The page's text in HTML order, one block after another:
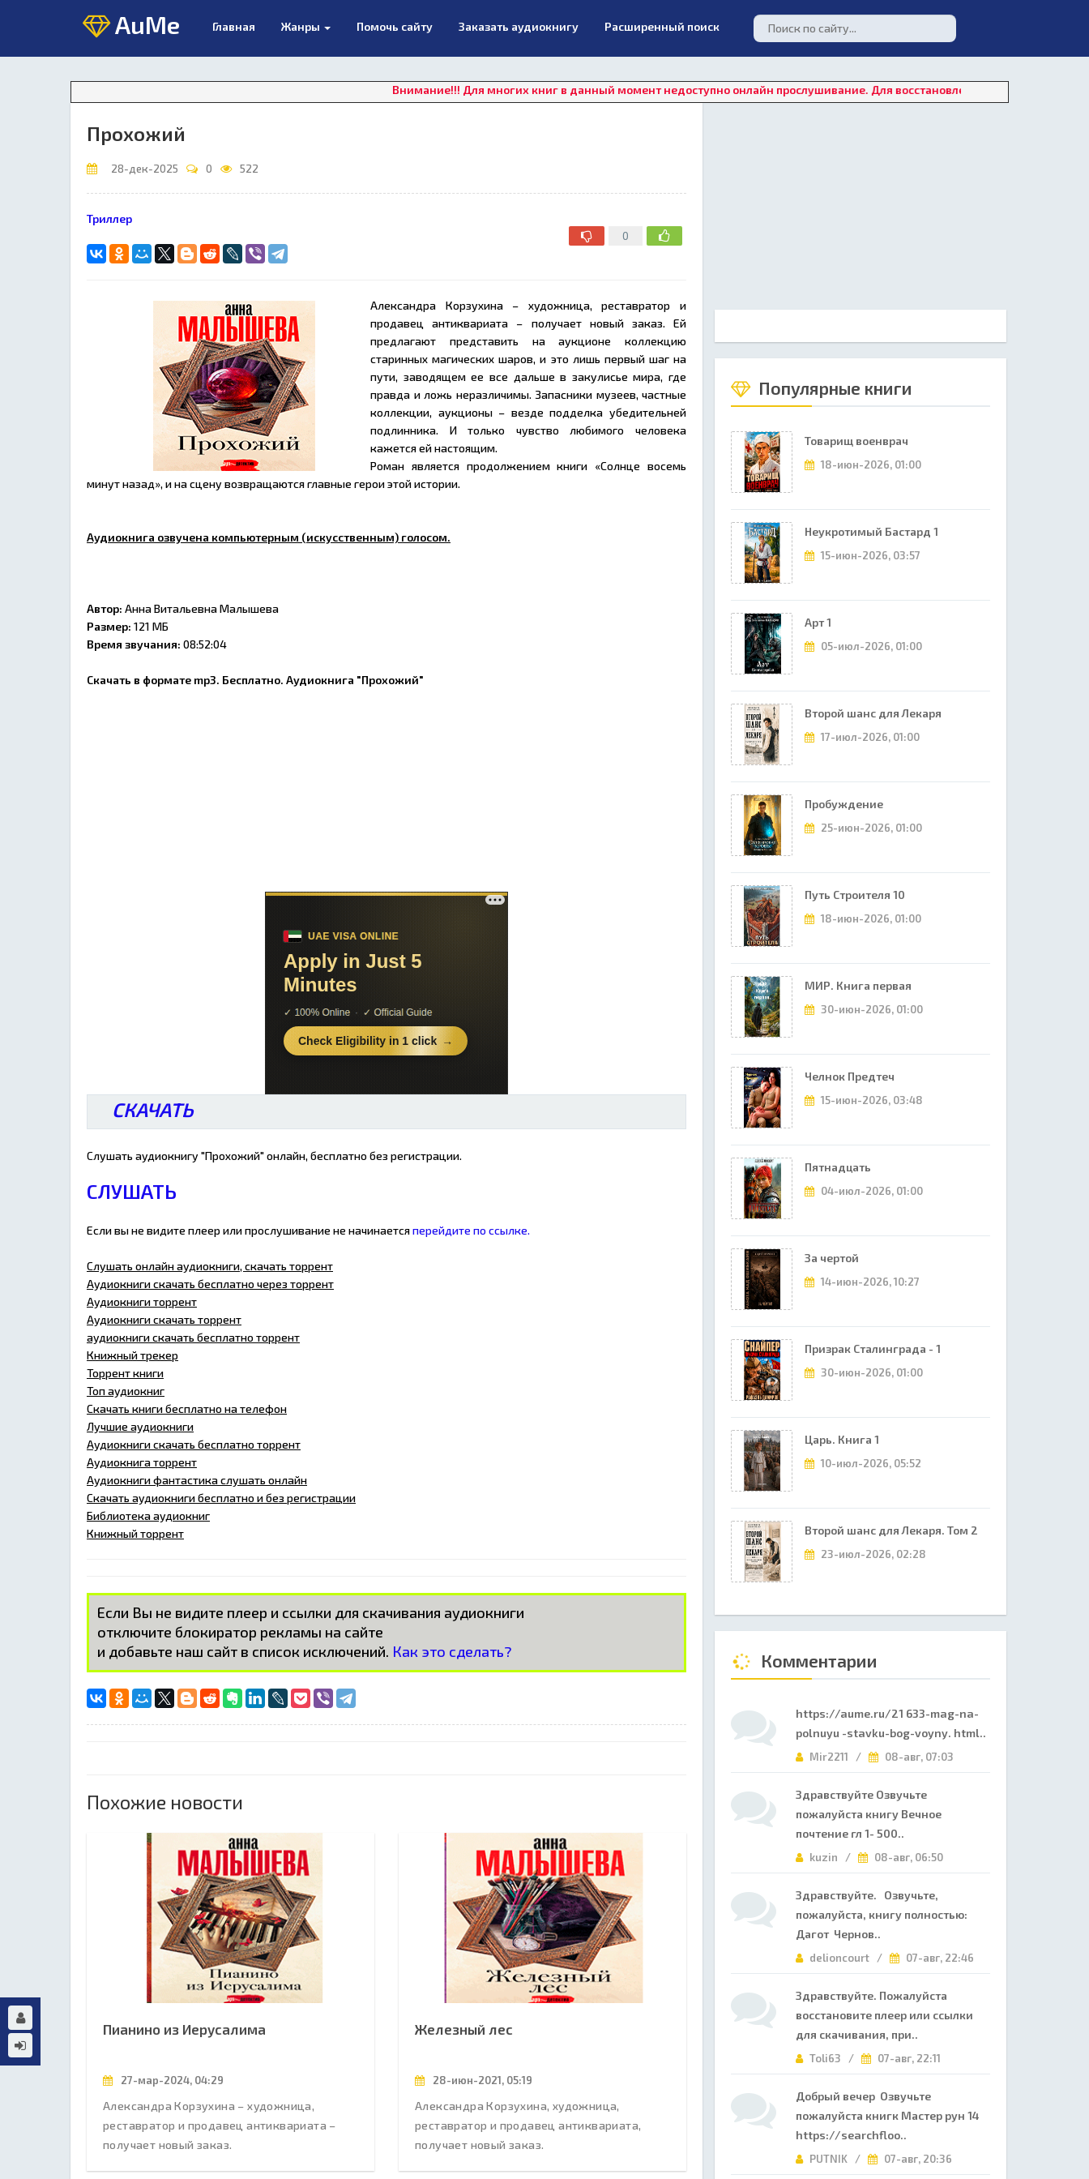
AuMe Главная Жанры Помочь сайту Заказать аудиокнигу Расширенный поиск
Внимание!!! Для многих книг в данный момент недоступно онлайн прослушивание. Для восстановления работы плеера нажмите
Прохожий
28-дек-2025 0 522
0
Триллер
Александра Корзухина – художница, реставратор и
продавец антиквариата – получает новый заказ. Ей
предлагают представить на аукционе коллекцию
старинных магических шаров, и это лишь первый шаг на
пути, заводящем ее все дальше в закулисье мира, где
правда и ложь неразличимы. Запасники музеев, частные
коллекции, аукционы – везде подделка убедительней
подлинника. И только чувство любимого человека
кажется ей настоящим.
Роман является продолжением книги «Солнце восемь
минут назад», и на сцену возвращаются главные герои этой истории.
Аудиокнига озвучена компьютерным (искусственным) голосом.
Автор: Анна Витальевна Малышева
Размер: 121 МБ
Время звучания: 08:52:04
Скачать в формате mp3. Бесплатно. Аудиокнига "Прохожий"
СКАЧАТЬ
Слушать аудиокнигу "Прохожий" онлайн, бесплатно без регистрации.
СЛУШАТЬ
Если вы не видите плеер или прослушивание не начинаетсяперейдите по ссылке.
Слушать онлайн аудиокниги, скачать торрент
Аудиокниги скачать бесплатно через торрент
Аудиокниги торрент
Аудиокниги скачать торрент
аудиокниги скачать бесплатно торрент
Книжный трекер
Торрент книги
Топ аудиокниг
Скачать книги бесплатно на телефон
Лучшие аудиокниги
Аудиокниги скачать бесплатно торрент
Аудиокнига торрент
Аудиокниги фантастика слушать онлайн
Скачать аудиокниги бесплатно и без регистрации
Библиотека аудиокниг
Книжный торрент
Если Вы не видите плеер и ссылки для скачивания аудиокниги
отключите блокиратор рекламы на сайте
и добавьте наш сайт в список исключений. Как это сделать?
Похожие новости
Пианино из Иерусалима
27-мар-2024, 04:29
Александра Корзухина – художница,
реставратор и продавец антиквариата –
получает новый заказ.
Железный лес
28-июн-2021, 05:19
Александра Корзухина, художница,
реставратор и продавец антиквариата,
получает новый заказ.
Популярные книги
Товарищ военврач
18-июн-2026, 01:00
Неукротимый Бастард 1
15-июн-2026, 03:57
Арт 1
05-июл-2026, 01:00
Второй шанс для Лекаря
17-июл-2026, 01:00
Пробуждение
25-июн-2026, 01:00
Путь Строителя 10
18-июн-2026, 01:00
МИР. Книга первая
30-июн-2026, 01:00
Челнок Предтеч
15-июн-2026, 03:48
Пятнадцать
04-июл-2026, 01:00
За чертой
14-июн-2026, 10:27
Призрак Сталинграда - 1
30-июн-2026, 01:00
Царь. Книга 1
10-июл-2026, 05:52
Второй шанс для Лекаря. Том 2
23-июл-2026, 02:28
Комментарии
https://aume.ru/21 633-mag-na-
polnuyu -stavku-bog-voyny. html..
Mir2211 / 08-авг, 07:03
Здравствуйте Озвучьте
пожалуйста книгу Вечное
почтение гл 1- 500..
kuzin / 08-авг, 06:50
Здравствуйте. Озвучьте,
пожалуйста, книгу полностью:
Дагот Чернов..
delioncourt / 07-авг, 22:46
Здравствуйте. Пожалуйста
восстановите плеер или ссылки
для скачивания, при..
Toli63 / 07-авг, 22:11
Добрый вечер Озвучьте
пожалуйста книгк Мастер рун 14
https://searchfloo..
PUTNIK / 07-авг, 20:36